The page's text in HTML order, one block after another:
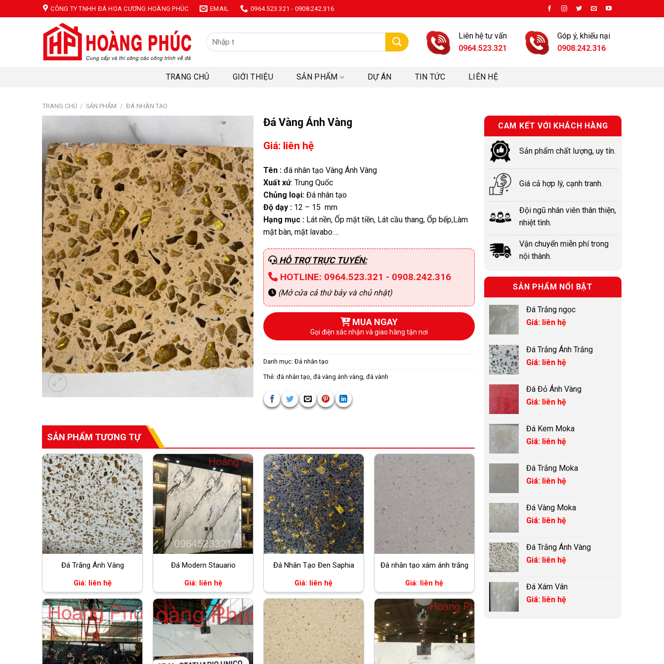
to
CÔNG TY TNHH ĐÁ HOA CƯƠNG HOÀNG PHÚC EMAIL 0964.523.321 - 0908.242.316
Tìm
kiếm:
Liên hệ tư vấn
0964.523.321
Góp ý, khiếu nại
0908.242.316
TRANG CHỦ GIỚI THIỆU SẢN PHẨM DỰ ÁN TIN TỨC LIÊN HỆ
TRANG CHỦ / SẢN PHẨM / ĐÁ NHÂN TẠO
Đá Vàng Ánh Vàng
Giá: liên hệ
Tên : đá nhân tạo Vàng Ánh Vàng
Xuất xứ: Trung Quốc
Chủng loại:Đá nhân tạo
Độ dạy :12 – 15 mm
Hạng mục :Lát nền, Ốp mặt tiền, Lát cầu thang, Ốp bếp,Làm
mặt bàn, mặt lavabo….
HỖ TRỢ TRỰC TUYẾN:
HOTLINE: 0964.523.321 - 0908.242.316
(Mở cửa cả thứ bảy và chủ nhật)
MUA NGAY
Gọi điện xác nhận và giao hàng tận nơi
Danh mục: Đá nhân tạo
Thẻ: đá nhân tạo, đá vàng ánh vàng, đá vành
SẢN PHẨM TƯƠNG TỰ
Đá Trắng Ánh Vàng
Giá: liên hệ
Đá Modern Stauario
Giá: liên hệ
Đá Nhân Tạo Đen Saphia
Giá: liên hệ
Đá nhân tạo xám ánh trắng
Giá: liên hệ
CAM KẾT VỚI KHÁCH HÀNG
Sản phẩm chất lượng, uy tín.
Giá cả hợp lý, cạnh tranh.
Đội ngũ nhân viên thân thiện,
nhiệt tình.
Vận chuyển miễn phí trong
nội thành.
SẢN PHẨM NỔI BẬT
Đá Trắng ngọc
Giá: liên hệ
Đá Trắng Ánh Trắng
Giá: liên hệ
Đá Đỏ Ánh Vàng
Giá: liên hệ
Đá Kem Moka
Giá: liên hệ
Đá Trắng Moka
Giá: liên hệ
Đá Vàng Moka
Giá: liên hệ
Đá Trắng Ánh Vàng
Giá: liên hệ
Đá Xám Vân
Giá: liên hệ